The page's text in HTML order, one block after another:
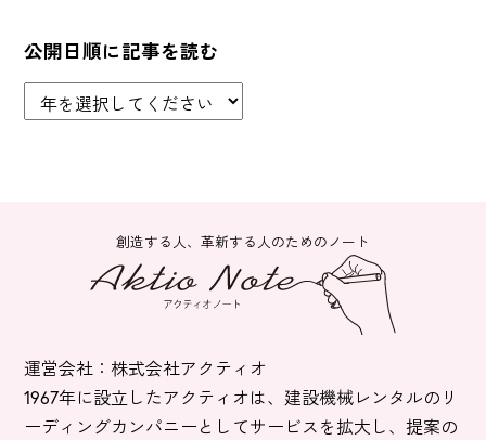
公開日順に記事を読む
創造する人、革新する人のためのノート
運営会社：株式会社アクティオ
1967年に設立したアクティオは、建設機械レンタルのリ
ーディングカンパニーとしてサービスを拡大し、提案の